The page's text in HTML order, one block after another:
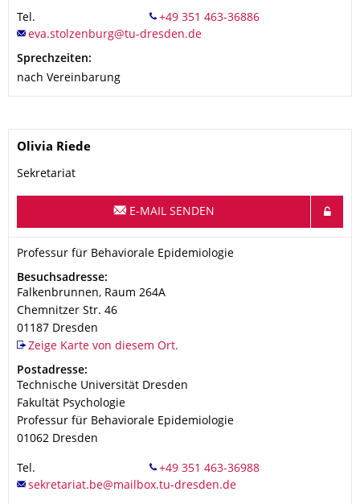
Tel.
Sprechzeiten:
nach Vereinbarung
Name
Olivia Riede
Sekretariat
E-MAIL SENDEN
Organisationsname
Professur für Behaviorale Epidemiologie
Professur für Behaviorale Epidemiologie
Adresse
Besuchsadresse:
Falkenbrunnen, Raum 264A
Chemnitzer Str. 46
01187 Dresden
Zeige Karte von diesem Ort.
Adresse
Postadresse:
Technische Universität Dresden
Fakultät Psychologie
Professur für Behaviorale Epidemiologie
01062 Dresden
Tel.